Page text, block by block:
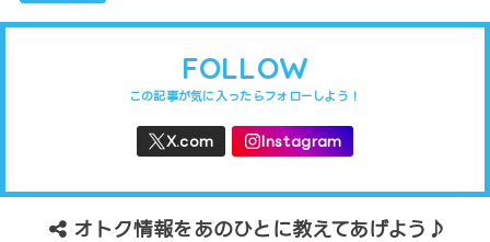
FOLLOW
オトク情報をあのひとに教えてあげよう♪